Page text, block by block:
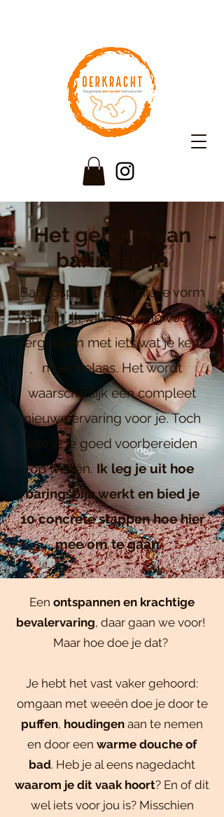
Het geheim van
baringspijn
Baringspijn is een unieke vorm
van pijn. Ik wil het graag voor je
vergelijken met iets wat je kent,
maar helaas. Het wordt
waarschijnlijk een compleet
nieuwe ervaring voor je. Toch
kan je je goed voorbereiden
op weeën.Ik leg je uit hoe
baringspijn werkt en bied je
10 concrete stappen hoe hier
mee om te gaan.
Een ontspannen en krachtige
bevalervaring, daar gaan we voor!
Maar hoe doe je dat?
Je hebt het vast vaker gehoord:
omgaan met weeën doe je door te
puffen, houdingen aan te nemen
en door een warme douche of
bad. Heb je al eens nagedacht
waarom je dit vaak hoort? En of dit
wel iets voor jou is? Misschien